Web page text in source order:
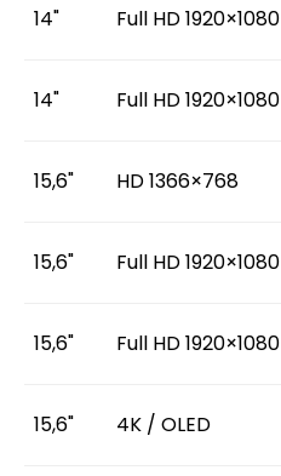
14" Full HD 1920×1080
14" Full HD 1920×1080
15,6" HD 1366×768
15,6" Full HD 1920×1080
15,6" Full HD 1920×1080
15,6" 4K / OLED